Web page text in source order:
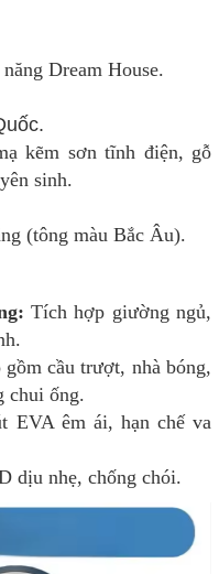
Dream House.
kẽm sơn tĩnh điện, gỗ
sinh.
(tông màu Bắc Âu).
Tích hợp giường ngủ,
gồm cầu trượt, nhà bóng,
chui ống.
EVA êm ái, hạn chế va
dịu nhẹ, chống chói.